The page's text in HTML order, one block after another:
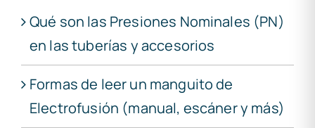
Qué son las Presiones Nominales (PN)
en las tuberías y accesorios
Formas de leer un manguito de
Electrofusión (manual, escáner y más)